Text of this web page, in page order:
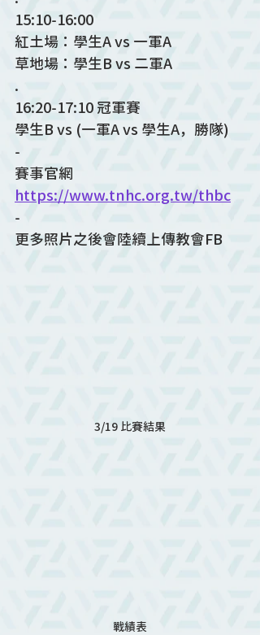
15:10-16:00
紅土場：學生A vs 一軍A
草地場：學生B vs 二軍A
.
16:20-17:10 冠軍賽
學生B vs (一軍A vs 學生A，勝隊)
-
賽事官網
https://www.tnhc.org.tw/thbc
-
更多照片之後會陸續上傳教會FB
3/19 比賽結果
戰績表